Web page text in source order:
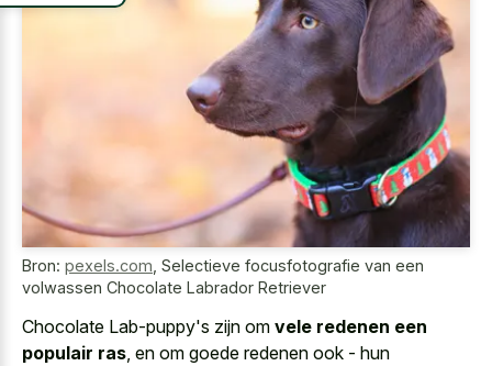
Bron: pexels.com Selectieve focusfotografie van een
volwassen Chocolate Labrador Retriever
Chocolate Lab-puppy's zijn om vele redenen een
populair ras , en om goede redenen ook - hun